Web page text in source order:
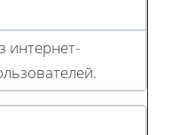
интернет-